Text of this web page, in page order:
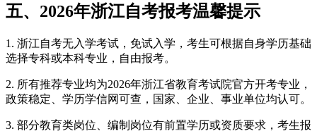
五、2026年浙江自考报考温馨提示
1. 浙江自考无入学考试，免试入学，考生可根据自身学历基础
选择专科或本科专业，自由报考。
2. 所有推荐专业均为2026年浙江省教育考试院官方开考专业，
政策稳定、学历学信网可查，国家、企业、事业单位均认可。
3. 部分教育类岗位、编制岗位有前置学历或资质要求，考生报